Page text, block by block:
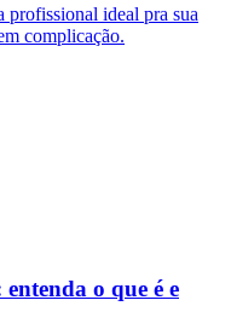
profissional ideal pra sua
complicação.
o que é e